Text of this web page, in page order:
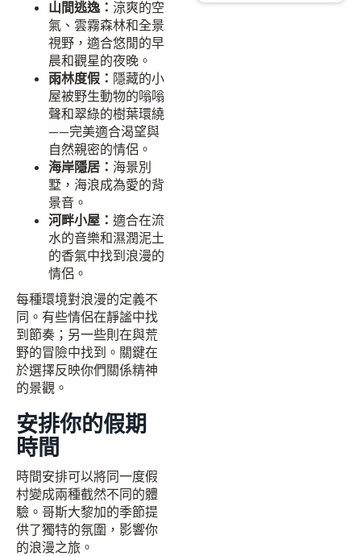
山間逃逸： 涼爽的空
氣、雲霧森林和全景
視野，適合悠閒的早
晨和觀星的夜晚。
雨林度假： 隱藏的小
屋被野生動物的嗡嗡
聲和翠綠的樹葉環繞
——完美適合渴望與
自然親密的情侶。
海岸隱居： 海景別
墅，海浪成為愛的背
景音。
河畔小屋： 適合在流
水的音樂和濕潤泥土
的香氣中找到浪漫的
情侶。
每種環境對浪漫的定義不
同。有些情侶在靜謐中找
到節奏；另一些則在與荒
野的冒險中找到。關鍵在
於選擇反映你們關係精神
的景觀。
安排你的假期
時間
時間安排可以將同一度假
村變成兩種截然不同的體
驗。哥斯大黎加的季節提
供了獨特的氛圍，影響你
的浪漫之旅。